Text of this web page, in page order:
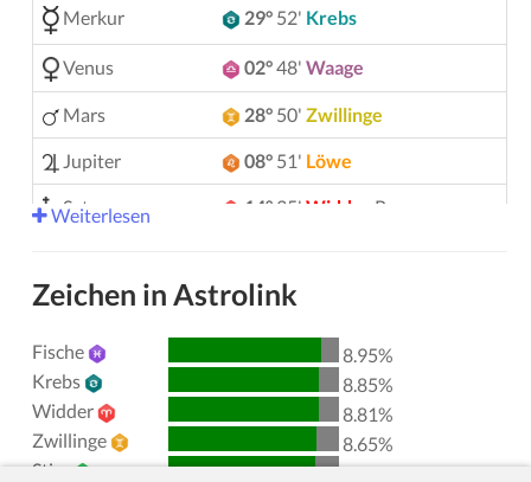
Merkur 29° 52' Krebs
Venus 02°48' Waage
Mars 28° 50' Zwillinge
Jupiter 08° 51' Löwe
Saturn 14° 35' Widder R
Neptun 04° 07'
Pluto Wassermann
Chiron 00°51'StierR
Lilith 25°57'Schütze
Weiterlesen
Zeichen in Astrolink
Fische
8.95%
Krebs
8.85%
Widder
8.81%
Zwillinge
8.65%
Stier